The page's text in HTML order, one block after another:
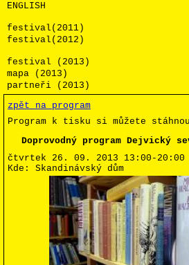
ENGLISH
festival(2011)
festival(2012)
festival (2013)
mapa (2013)
partneři (2013)
zpět na program
Program k tisku si můžete
Doprovodný program Dejvický
čtvrtek 26. 09. 2013 13:00-20:00
Kde: Skandinávský dům